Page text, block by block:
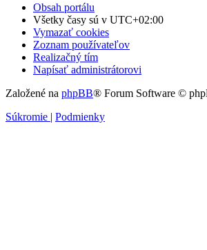
Obsah portálu
Všetky časy sú v UTC+02:00
Vymazať cookies
Zoznam používateľov
Realizačný tím
Napísať administrátorovi
Založené na phpBB® Forum Software ©
Súkromie | Podmienky